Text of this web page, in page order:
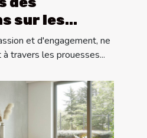
sur les
des
et d'engagement, ne
travers les prouesses...